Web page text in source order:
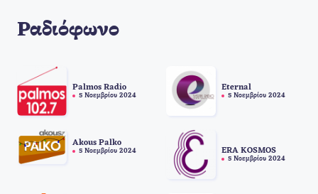
Ραδιόφωνο
Palmos Radio
5 Νοεμβρίου 2024
Eternal
5 Νοεμβρίου 2024
Akous Palko
5 Νοεμβρίου 2024 ERA KOSMOS
5 Νοεμβρίου 2024